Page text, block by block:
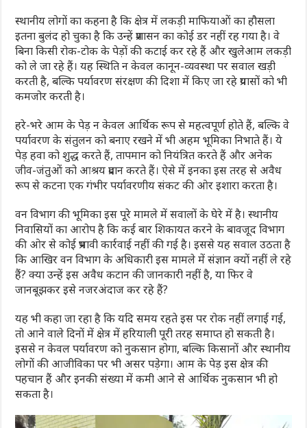
स्थानीय लोगों का कहना है कि क्षेत्र में लकड़ी माफियाओं का हौसला
इतना बुलंद हो चुका है कि उन्हें प्रशासन का कोई डर नहीं रह गया है। वे
बिना किसी रोक-टोक के पेड़ों की कटाई कर रहे हैं और खुलेआम लकड़ी
को ले जा रहे हैं। यह स्थिति न केवल कानून-व्यवस्था पर सवाल खड़ी
करती है, बल्कि पर्यावरण संरक्षण की दिशा में किए जा रहे प्रयासों को भी
कमजोर करती है।
हरे-भरे आम के पेड़ न केवल आर्थिक रूप से महत्वपूर्ण होते हैं, बल्कि वे
पर्यावरण के संतुलन को बनाए रखने में भी अहम भूमिका निभाते हैं। ये
पेड़ हवा को शुद्ध करते हैं, तापमान को नियंत्रित करते हैं और अनेक
जीव-जंतुओं को आश्रय प्रदान करते हैं। ऐसे में इनका इस तरह से अवैध
रूप से कटना एक गंभीर पर्यावरणीय संकट की ओर इशारा करता है।
वन विभाग की भूमिका इस पूरे मामले में सवालों के घेरे में है। स्थानीय
निवासियों का आरोप है कि कई बार शिकायत करने के बावजूद विभाग
की ओर से कोई प्रभावी कार्रवाई नहीं की गई है। इससे यह सवाल उठता है
कि आखिर वन विभाग के अधिकारी इस मामले में संज्ञान क्यों नहीं ले रहे
हैं? क्या उन्हें इस अवैध कटान की जानकारी नहीं है, या फिर वे
जानबूझकर इसे नजरअंदाज कर रहे हैं?
यह भी कहा जा रहा है कि यदि समय रहते इस पर रोक नहीं लगाई गई,
तो आने वाले दिनों में क्षेत्र में हरियाली पूरी तरह समाप्त हो सकती है।
इससे न केवल पर्यावरण को नुकसान होगा, बल्कि किसानों और स्थानीय
लोगों की आजीविका पर भी असर पड़ेगा। आम के पेड़ इस क्षेत्र की
पहचान हैं और इनकी संख्या में कमी आने से आर्थिक नुकसान भी हो
सकता है।